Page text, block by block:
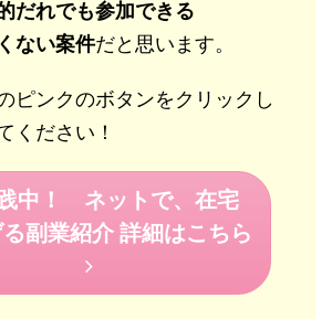
だれでも参加できる
ない案件だと思います。
ピンクのボタンをクリックし
ください！
中！ ネットで、在宅
副業紹介 詳細はこちら